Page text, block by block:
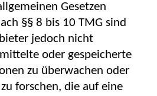
Gesetzen
§§ 8 bis 10 TMG sind
jedoch nicht
oder gespeicherte
zu überwachen oder
forschen, die auf eine